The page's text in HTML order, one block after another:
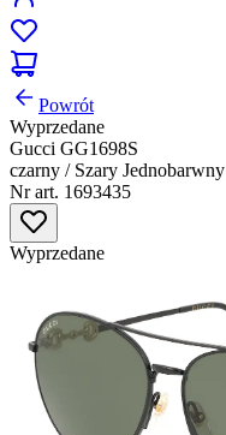
Powrót
Wyprzedane
Gucci GG1698S
czarny / Szary Jednobarwny
Nr art. 1693435
Wyprzedane